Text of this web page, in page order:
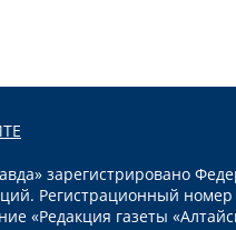
зарегистрировано
Регистрационный
«Редакция газеты